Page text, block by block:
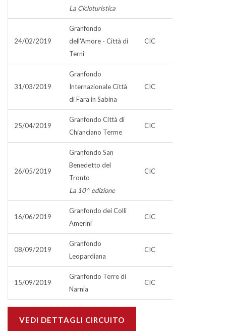
La Cicloturistica
24/02/2019
Granfondo
dell'Amore - Città di
Terni
CIC
31/03/2019
Granfondo
Internazionale Città
di Fara in Sabina
CIC
25/04/2019
Granfondo Città di
Chianciano Terme
CIC
26/05/2019
Granfondo San
Benedetto del
Tronto
La 10^ edizione
CIC
16/06/2019
Granfondo dei Colli
Amerini
CIC
08/09/2019
Granfondo
Leopardiana
CIC
15/09/2019
Granfondo Terre di
Narnia
CIC
VEDI DETTAGLI CIRCUITO